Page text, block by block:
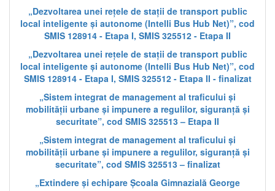
„Dezvoltarea unei rețele de stații de transport public
local inteligente și autonome (Intelli Bus Hub Net)”, cod
SMIS 128914 - Etapa I, SMIS 325512 - Etapa II
„Dezvoltarea unei rețele de stații de transport public
local inteligente și autonome (Intelli Bus Hub Net)”, cod
SMIS 128914 - Etapa I, SMIS 325512 - Etapa II - finalizat
„Sistem integrat de management al traficului și
mobilității urbane și impunere a regulilor, siguranță și
securitate”, cod SMIS 325513 – Etapa II
„Sistem integrat de management al traficului și
mobilității urbane și impunere a regulilor, siguranță și
securitate”, cod SMIS 325513 – finalizat
„Extindere și echipare Școala Gimnazială George